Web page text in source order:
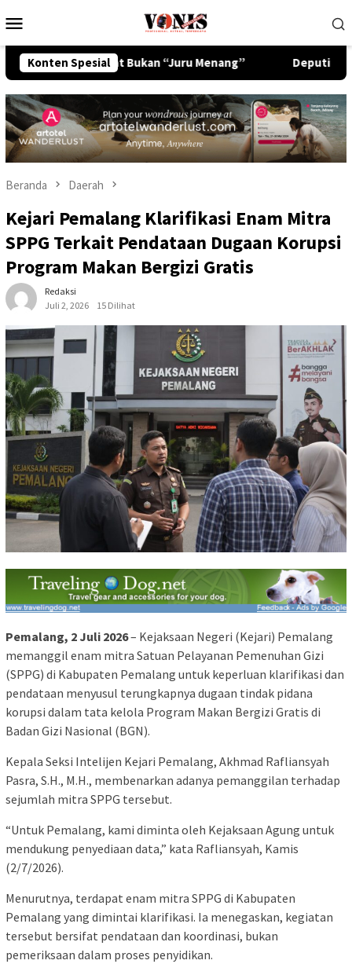
ke
Mobile
Konten Spesial
Bukan “Juru Menang” Deputi Imigrasi dan
Beranda Daerah
Kejari Pemalang Klarifikasi Enam Mitra
SPPG Terkait Pendataan Dugaan Korupsi
Program Makan Bergizi Gratis
Redaksi
Juli 2, 2026
15 Dilihat
Pemalang, 2 Juli 2026– Kejaksaan Negeri (Kejari) Pemalang
memanggil enam mitra Satuan Pelayanan Pemenuhan Gizi
(SPPG) di Kabupaten Pemalang untuk keperluan klarifikasi dan
pendataan menyusul terungkapnya dugaan tindak pidana
korupsi dalam tata kelola Program Makan Bergizi Gratis di
Badan Gizi Nasional (BGN).
Kepala Seksi Intelijen Kejari Pemalang, Akhmad Rafliansyah
Pasra, S.H., M.H., membenarkan adanya pemanggilan terhadap
sejumlah mitra SPPG tersebut.
“Untuk Pemalang, kami diminta oleh Kejaksaan Agung untuk
mendukung penyediaan data,” kata Rafliansyah, Kamis
(2/7/2026).
Menurutnya, terdapat enam mitra SPPG di Kabupaten
Pemalang yang dimintai klarifikasi. Ia menegaskan, kegiatan
tersebut bersifat pendataan dan koordinasi, bukan
pemeriksaan dalam proses penyidikan.